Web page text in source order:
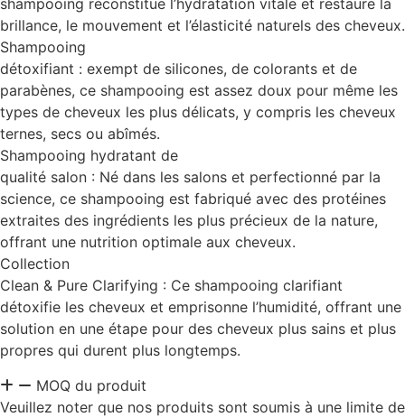
shampooing reconstitue l’hydratation vitale et restaure la
brillance, le mouvement et l’élasticité naturels des cheveux.
Shampooing
détoxifiant : exempt de silicones, de colorants et de
parabènes, ce shampooing est assez doux pour même les
types de cheveux les plus délicats, y compris les cheveux
ternes, secs ou abîmés.
Shampooing hydratant de
qualité salon : Né dans les salons et perfectionné par la
science, ce shampooing est fabriqué avec des protéines
extraites des ingrédients les plus précieux de la nature,
offrant une nutrition optimale aux cheveux.
Collection
Clean & Pure Clarifying : Ce shampooing clarifiant
détoxifie les cheveux et emprisonne l’humidité, offrant une
solution en une étape pour des cheveux plus sains et plus
propres qui durent plus longtemps.
MOQ du produit
Veuillez noter que nos produits sont soumis à une limite de